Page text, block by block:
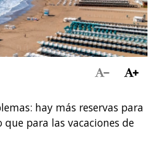
hay más reservas para
para las vacaciones de